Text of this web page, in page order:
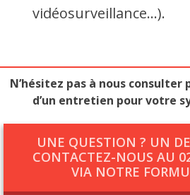
vidéosurveillance…).
N’hésitez pas à nous
d’un entretien pour votre
UNE QUESTION ? UN
CONTACTEZ-NOUS AU
VIA NOTRE